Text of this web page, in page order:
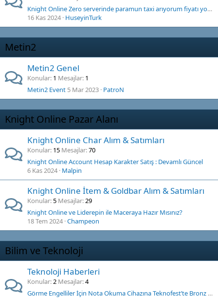
Knight Online Zero serverinde paramun taxi arıyorum fiyatı yoruma yazarsanız dönüş yaparım
16 Kas 2024 HuseyinTurk
Metin2
Metin2 Genel
Konular 1 Mesajlar 1
Metin2 Event 5 Mar 2023 PatroN
Knight Online Pazar Alanı
Knight Online Char Alım & Satımları
Konular 15 Mesajlar 70
Knight Online Account Hesap Karakter Satış : Devamlı Güncel
6 Kas 2024 Malpin
Knight Online İtem & Goldbar Alım & Satımları
Konular 5 Mesajlar 29
Knight Online ve Liderepin ile Maceraya Hazır Mısınız?
18 Tem 2024 Champeon
Bilim ve Teknoloji
Teknoloji Haberleri
Konular 2 Mesajlar 4
Görme Engelliler İçin Nota Okuma Cihazına Teknofest’te Bronz Madalya